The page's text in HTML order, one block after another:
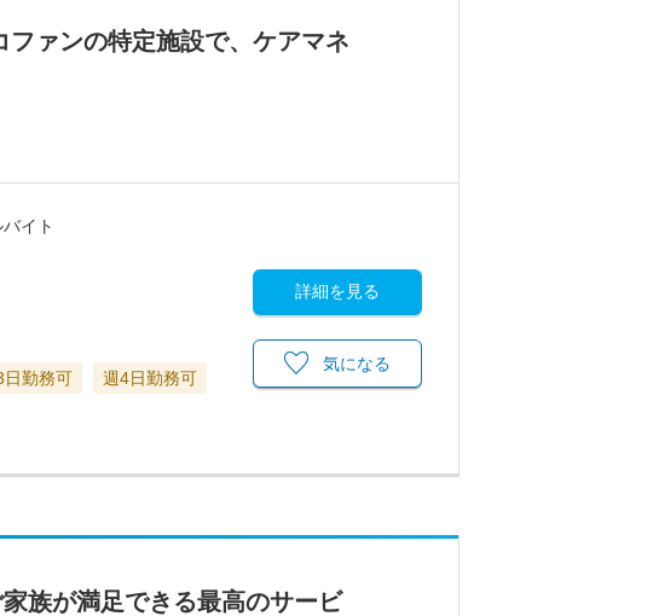
ファンの特定施設で、ケアマネ
イト
日勤務可
週4日勤務可
詳細を見る
気になる
族が満足できる最高のサービ